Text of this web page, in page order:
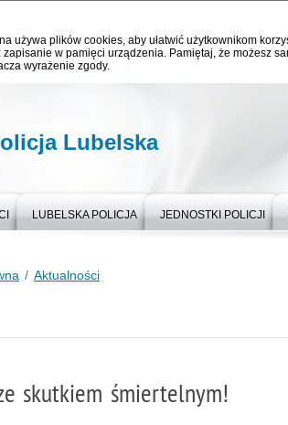
używa plików cookies, aby ułatwić użytkownikom
zapisanie w pamięci urządzenia. Pamiętaj, że możesz
wyrażenie zgody.
Lubelska
LUBELSKA POLICJA JEDNOSTKI POLICJI
Aktualności
skutkiem śmiertelnym!